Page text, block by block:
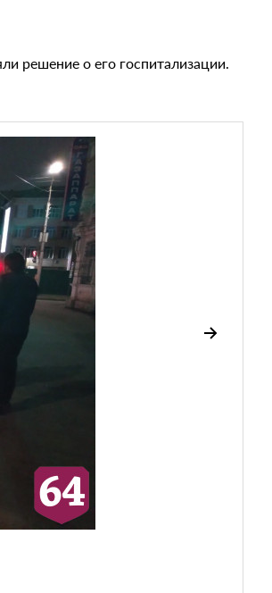
решение о его госпитализации.